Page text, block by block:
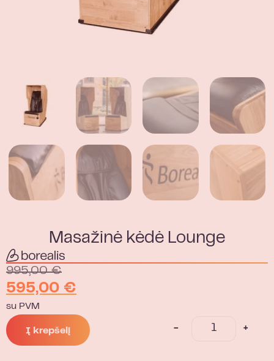
Masažinė kėdė Lounge
995,00€
595,00 €
su PVM
- +
Į krepšelį